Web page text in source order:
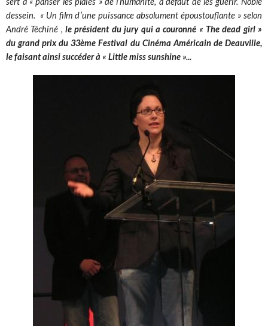
dessein. « Un film d’une puissance absolument époustouflante » selon
André Téchiné ,le président du jury qui a couronné « The dead girl »
du grand prix du 33ème Festival du Cinéma Américain de Deauville,
le faisant ainsi succéder à « Little miss sunshine »...